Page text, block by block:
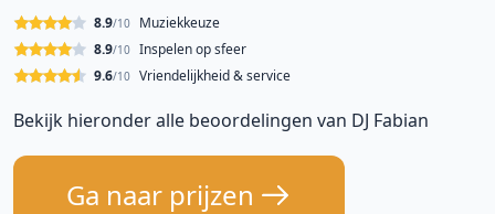
Muziekkeuze
8.9/10
Inspelen op sfeer
8.9/10
Vriendelijkheid & service
9.6/10
Bekijk hieronder alle beoordelingen van DJ Fabian
Ga naar prijzen